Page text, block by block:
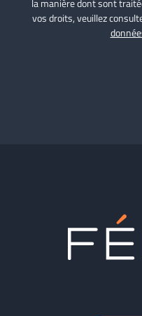
la manière dont sont
vos droits, veuillez